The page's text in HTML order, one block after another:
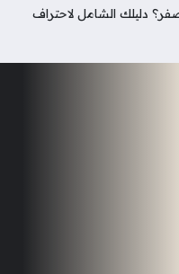
دليلك الشامل لاحتراف